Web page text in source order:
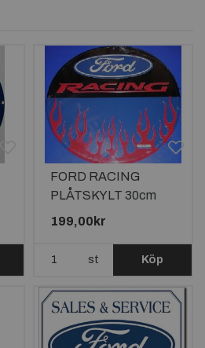
FORD RACING
PLÅTSKYLT 30cm
199,00kr
st Köp